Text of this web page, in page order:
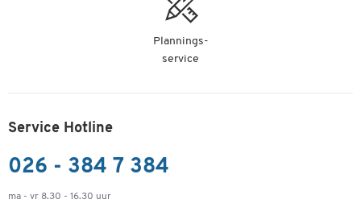
Plannings-
service
Service Hotline
026 - 384 7 384
ma - vr 8.30 - 16.30 uur